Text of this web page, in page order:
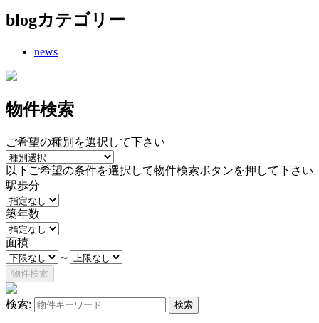
blogカテゴリー
news
物件検索
ご希望の種別を選択して下さい
以下ご希望の条件を選択して物件検索ボタンを押して下さい
駅歩分
築年数
面積
～
検索: